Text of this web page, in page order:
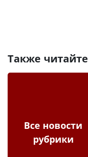
Также читайте
Все новости
рубрики